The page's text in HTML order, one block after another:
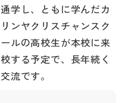
通学し、ともに学んだカ
リンヤクリスチャンスク
ールの高校生が本校に来
校する予定で、長年続く
交流です。